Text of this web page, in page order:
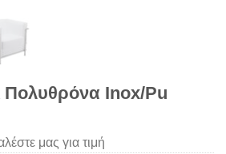
Πολυθρόνα Inox/Pu
μας για τιμή